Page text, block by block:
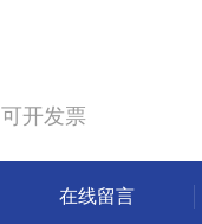
可开发票
在线留言